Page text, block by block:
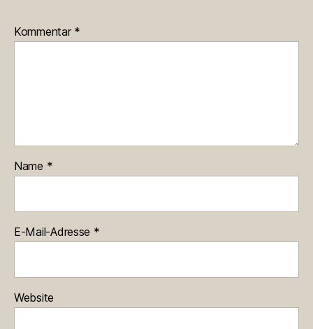
Kommentar *
Name *
E-Mail-Adresse *
Website